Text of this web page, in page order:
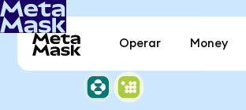
Operar Money